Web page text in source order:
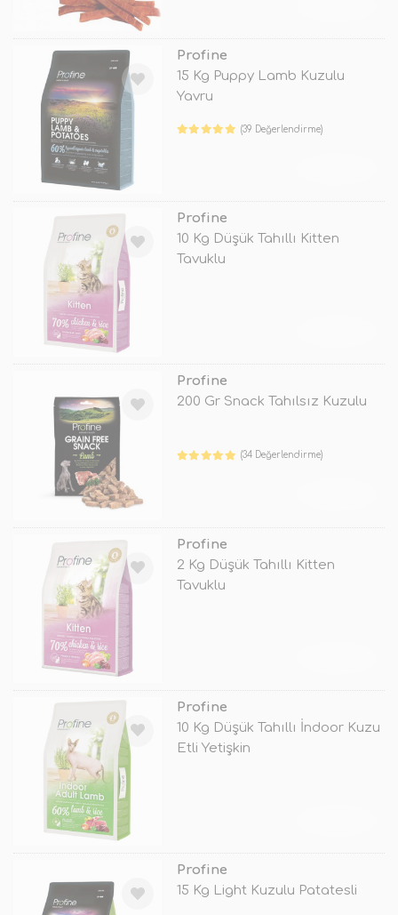
Profine
15 Kg Puppy Lamb Kuzulu
Yavru
(39 Değerlendirme)
Profine
10 Kg Düşük Tahıllı Kitten
Tavuklu
Profine
200 Gr Snack Tahılsız Kuzulu
(34 Değerlendirme)
Profine
2 Kg Düşük Tahıllı Kitten
Tavuklu
Profine
10 Kg Düşük Tahıllı İndoor Kuzu
Etli Yetişkin
Profine
15 Kg Light Kuzulu Patatesli